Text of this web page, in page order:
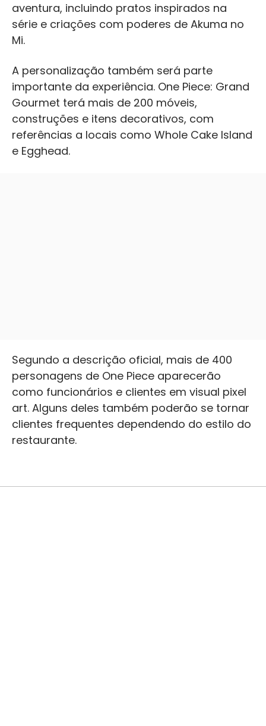
aventura, incluindo pratos inspirados na
série e criações com poderes de Akuma no
Mi.
A personalização também será parte
importante da experiência. One Piece: Grand
Gourmet terá mais de 200 móveis,
construções e itens decorativos, com
referências a locais como Whole Cake Island
e Egghead.
Segundo a descrição oficial, mais de 400
personagens de One Piece aparecerão
como funcionários e clientes em visual pixel
art. Alguns deles também poderão se tornar
clientes frequentes dependendo do estilo do
restaurante.